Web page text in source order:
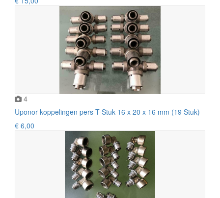
4
Uponor koppelingen pers T-Stuk 16 x 20 x 16 mm (19 Stuk)
€ 6,00